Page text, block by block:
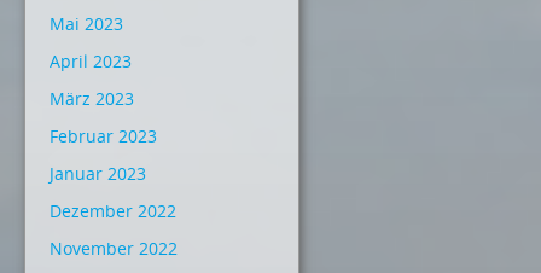
Mai 2023
April 2023
März 2023
Februar 2023
Januar 2023
Dezember 2022
November 2022